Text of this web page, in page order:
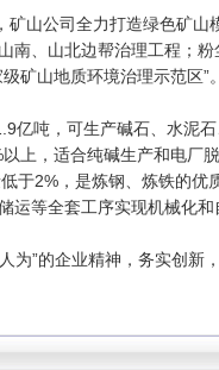
山公司全力打造绿色矿山
南、山北边帮治理工程；
矿山地质环境治理示范区
亿吨，可生产碱石、水泥
上，适合纯碱生产和电厂
于2%，是炼钢、炼铁的优
运等全套工序实现机械化
为”的企业精神，务实创新